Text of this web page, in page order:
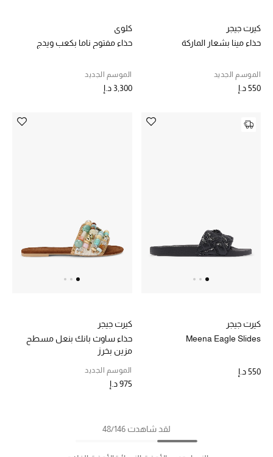
كيرت جيجر
حذاء مينا بشعار الماركة
الموسم الجديد
550 د.إ
كلوي
حذاء مفتوح ناما بكعب ويدج
الموسم الجديد
3,300 د.إ
كيرت جيجر
Meena Eagle Slides
550 د.إ
كيرت جيجر
حذاء ساوث بانك بنعل مسطح
مزين بخرز
الموسم الجديد
975 د.إ
لقد شاهدت 48/146